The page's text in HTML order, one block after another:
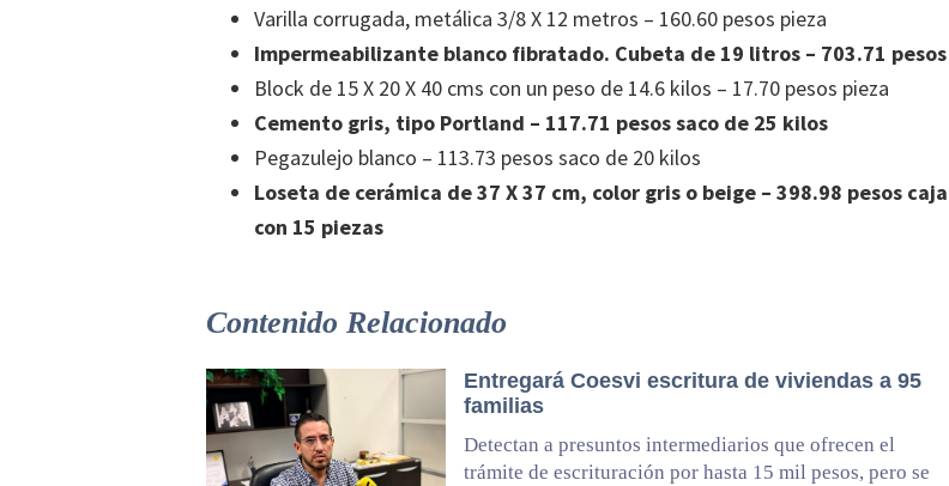
Varilla corrugada, metálica 3/8 X 12 metros – 160.60 pesos pieza
Impermeabilizante blanco fibratado. Cubeta de 19 litros – 703.71 pesos
Block de 15 X 20 X 40 cms con un peso de 14.6 kilos – 17.70 pesos pieza
Cemento gris, tipo Portland – 117.71 pesos saco de 25 kilos
Pegazulejo blanco – 113.73 pesos saco de 20 kilos
Loseta de cerámica de 37 X 37 cm, color gris o beige – 398.98 pesos caja
con 15 piezas
Contenido Relacionado
Entregará Coesvi escritura de viviendas a 95
familias
Detectan a presuntos intermediarios que ofrecen el
trámite de escrituración por hasta 15 mil pesos, pero se